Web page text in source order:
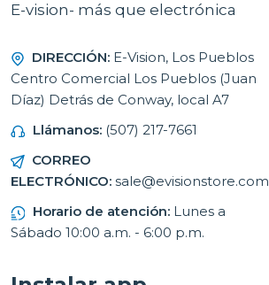
E-vision- más que electrónica
DIRECCIÓN: E-Vision, Los Pueblos
Centro Comercial Los Pueblos (Juan
Díaz) Detrás de Conway, local A7
Llámanos: (507) 217-7661
CORREO
ELECTRÓNICO: sale@evisionstore.com
Horario de atención: Lunes a
Sábado 10:00 a.m. - 6:00 p.m.